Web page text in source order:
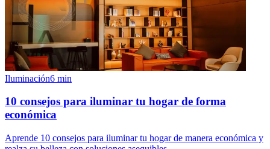
Iluminación6 min
10 consejos para iluminar tu hogar de forma
económica
Aprende 10 consejos para iluminar tu hogar de manera económica y